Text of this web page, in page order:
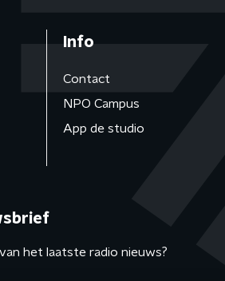
Info
Contact
NPO Campus
App de studio
het laatste radio nieuws?